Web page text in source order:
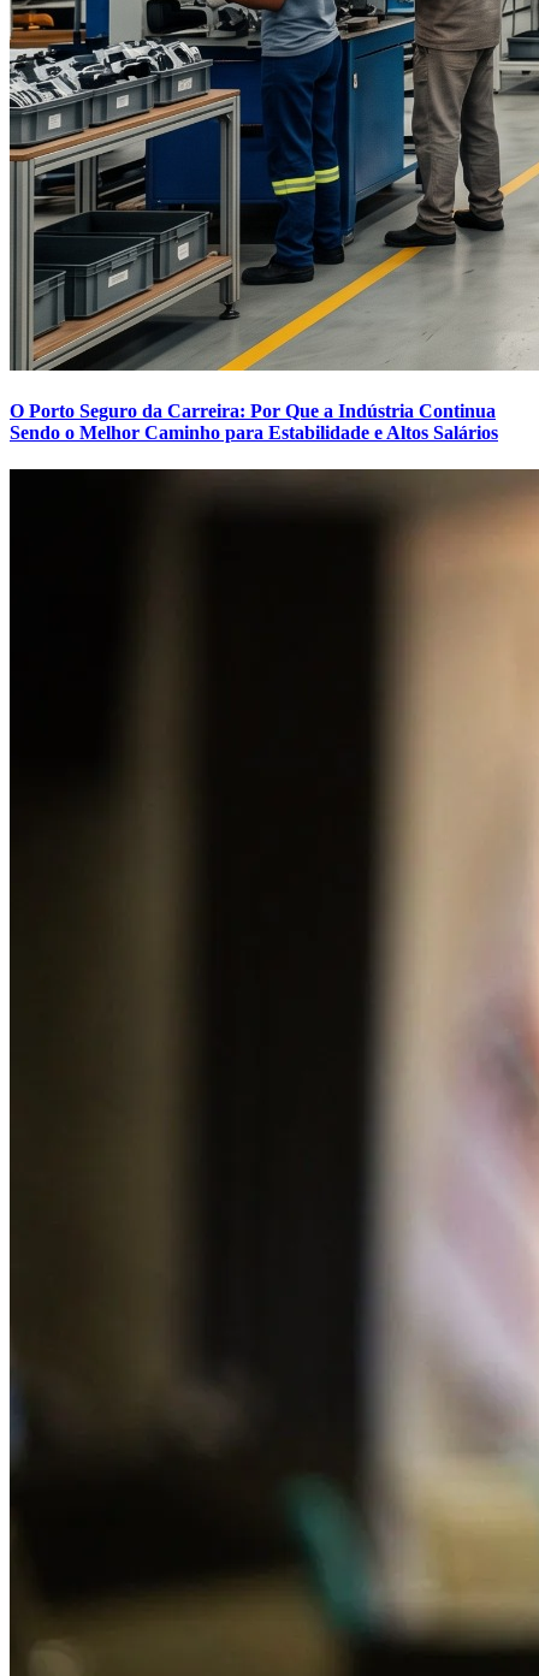
O Porto Seguro da Carreira: Por Que a Indústria Continua
Sendo o Melhor Caminho para Estabilidade e Altos Salários